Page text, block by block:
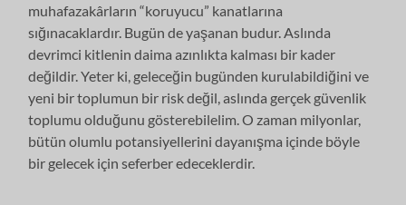
muhafazakârların “koruyucu” kanatlarına
sığınacaklardır. Bugün de yaşanan budur. Aslında
devrimci kitlenin daima azınlıkta kalması bir kader
değildir. Yeter ki, geleceğin bugünden kurulabildiğini ve
yeni bir toplumun bir risk değil, aslında gerçek güvenlik
toplumu olduğunu gösterebilelim. O zaman milyonlar,
bütün olumlu potansiyellerini dayanışma içinde böyle
bir gelecek için seferber edeceklerdir.